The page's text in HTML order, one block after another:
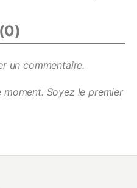
0)
un commentaire.
Soyez le premier